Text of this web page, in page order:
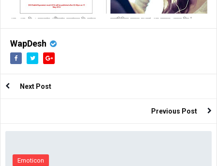
এস, এস, সি ও সমমান পরীক্ষার ফলাফল কি ভাবে
জ্যামিতিক সকল সংজ্ঞা এক নজরে জেনে নিন |
WapDesh
Next Post
Previous Post
Emoticon